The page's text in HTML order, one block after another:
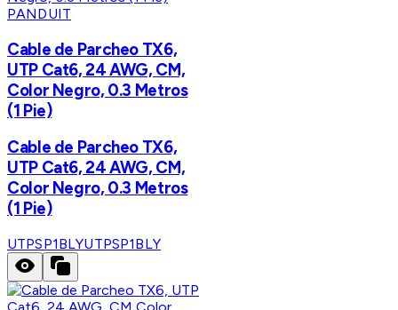
PANDUIT
Cable de Parcheo TX6,
UTP Cat6, 24 AWG, CM,
Color Negro, 0.3 Metros
(1 Pie)
Cable de Parcheo TX6,
UTP Cat6, 24 AWG, CM,
Color Negro, 0.3 Metros
(1 Pie)
UTPSP1BLYUTPSP1BLY